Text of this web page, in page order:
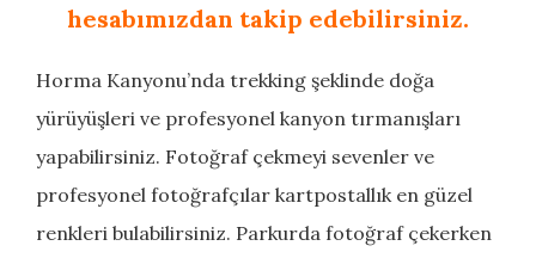
hesabımızdan takip edebilirsiniz.
Horma Kanyonu’nda trekking şeklinde doğa
yürüyüşleri ve profesyonel kanyon tırmanışları
yapabilirsiniz. Fotoğraf çekmeyi sevenler ve
profesyonel fotoğrafçılar kartpostallık en güzel
renkleri bulabilirsiniz. Parkurda fotoğraf çekerken